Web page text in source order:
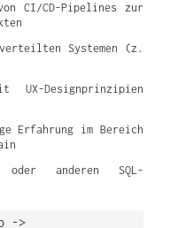
CI/CD-Pipelines zur
Systemen (z.
UX-Designprinzipien
Erfahrung im Bereich
anderen SQL-
->